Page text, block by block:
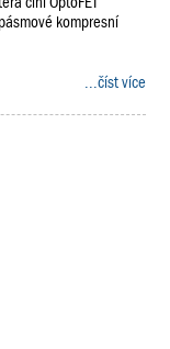
kompresní
...číst více